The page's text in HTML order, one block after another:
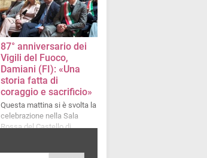
87° anniversario dei
Vigili del Fuoco,
Damiani (FI): «Una
storia fatta di
coraggio e sacrificio»
Questa mattina si è svolta la
celebrazione nella Sala
Rossa del Castello di